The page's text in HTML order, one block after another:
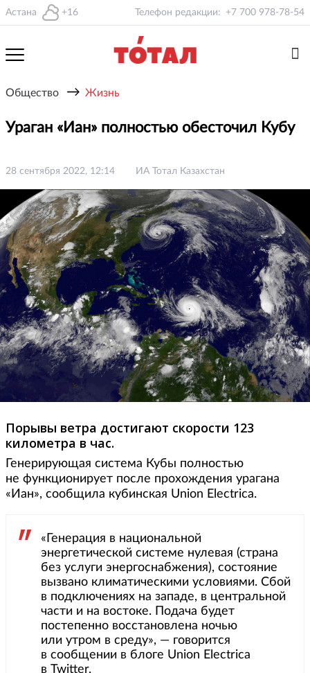
Астана +16 Телефон редакции: +7 700 978-78-54
Общество → Жизнь
Ураган «Иан» полностью обесточил Кубу
28 сентября 2022, 12:14 ИА Тотал Казахстан
Порывы ветра достигают скорости 123
километра в час.
Генерирующая система Кубы полностью
не функционирует после прохождения урагана
«Иан», сообщила кубинская Union Electrica.
«Генерация в национальной
энергетической системе нулевая (страна
без услуги энергоснабжения), состояние
вызвано климатическими условиями. Сбой
в подключениях на западе, в центральной
части и на востоке. Подача будет
постепенно восстановлена ночью
или утром в среду», — говорится
в сообщении в блоге Union Electrica
в Twitter.